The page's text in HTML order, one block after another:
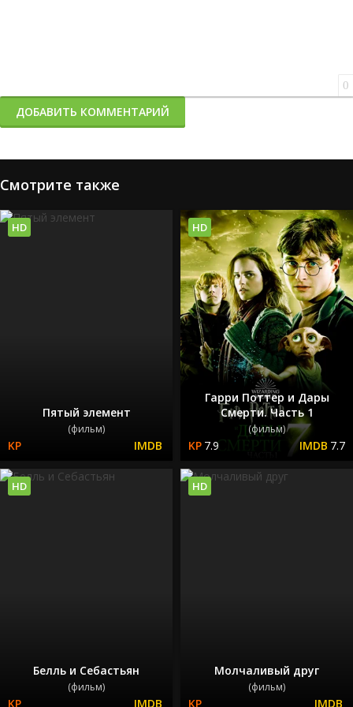
0
ДОБАВИТЬ КОММЕНТАРИЙ
Смотрите также
Пятый элемент
(фильм)
HD
Гарри Поттер и Дары
Смерти. Часть 1
(фильм)
7.9 7.7
HD
Белль и Себастьян
(фильм)
HD
Молчаливый друг
(фильм)
HD